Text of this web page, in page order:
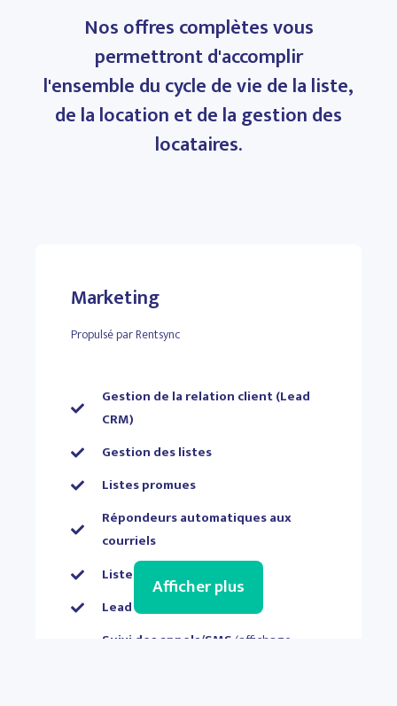
Nos offres complètes vous
permettront d'accomplir
l'ensemble du cycle de vie de la liste,
de la location et de la gestion des
locataires.
Marketing
Propulsé par Rentsync
Gestion de la relation client (Lead
CRM)
Gestion des listes
Listes promues
Répondeurs automatiques aux
courriels
Listes d'attente
Lead Chat
Suivi des appels/SMS (affichage
Afficher plus